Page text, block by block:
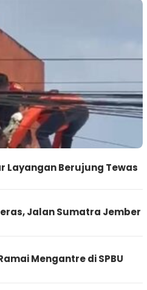
Layangan Berujung Tewas
Jalan Sumatra Jember
Mengantre di SPBU